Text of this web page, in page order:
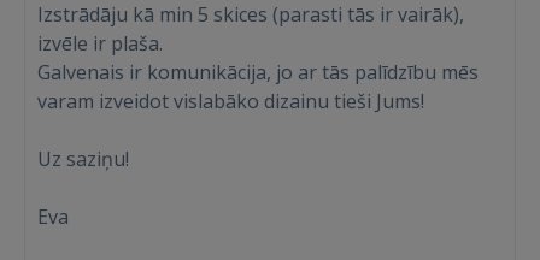
Izstrādāju kā min 5 skices (parasti tās ir vairāk),
izvēle ir plaša.
Galvenais ir komunikācija, jo ar tās palīdzību mēs
varam izveidot vislabāko dizainu tieši Jums!
Uz saziņu!
Eva